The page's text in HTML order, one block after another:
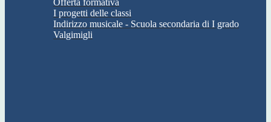
Offerta formativa
I progetti delle classi
Indirizzo musicale - Scuola secondaria di I grado
Valgimigli